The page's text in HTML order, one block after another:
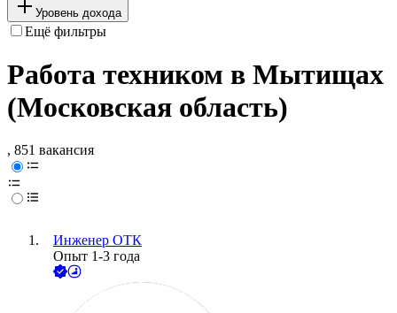
Уровень дохода
Ещё фильтры
Работа техником в Мытищах
(Московская область)
, 851 вакансия
Инженер ОТК
Опыт 1-3 года